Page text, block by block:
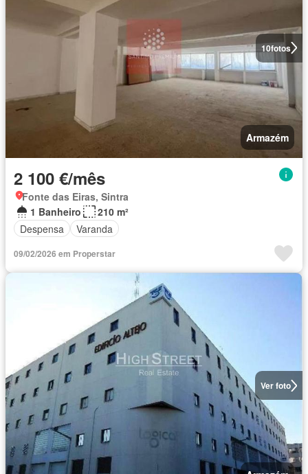
10fotos
Armazém
2 100 €/mês
Fonte das Eiras, Sintra
1 Banheiro
210 m²
Despensa
Varanda
09/02/2026 em Properstar
Ver foto